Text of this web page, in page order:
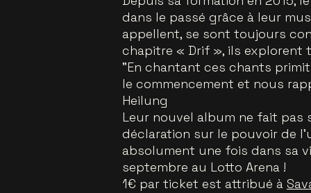
dans le passé grâce à leur
appellent, se sont toujours
chapitre « Drif », ils explorent
"En chantant ces chants
le commencement et nous
Heilung
Leur nouvel album ne fait pas
déclaration sur le pouvoir de
absolument une fois dans sa
septembre au Lotto Arena !
1€ par ticket est attribué à